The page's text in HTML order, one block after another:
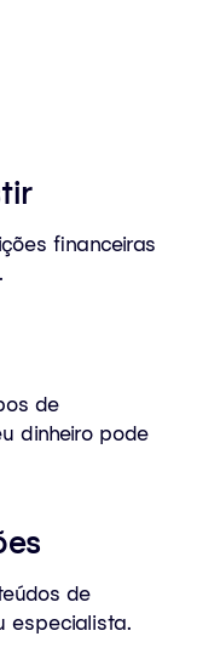
financeiras
de
dinheiro pode
de
especialista.